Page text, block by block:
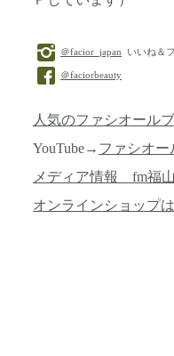
＠facior_japan いいね＆
＠faciorbeauty
人気のファシオール
YouTube→ ファシオ
メディア情報 fm福
オンラインショップ